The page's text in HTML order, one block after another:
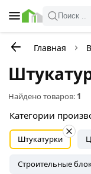
Поиск ..
Главная
Найдено товаров: 1
Категории
Штукатурки
Строительные